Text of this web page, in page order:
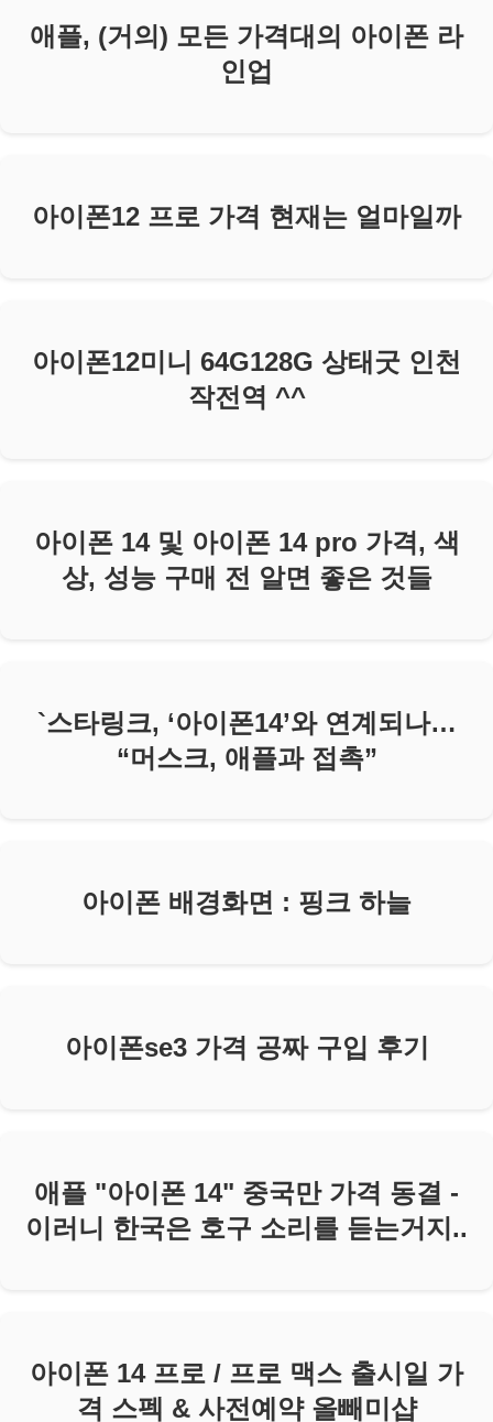
애플, (거의) 모든 가격대의 아이폰 라
인업
아이폰12 프로 가격 현재는 얼마일까
아이폰12미니 64G128G 상태굿 인천
작전역 ^^
아이폰 14 및 아이폰 14 pro 가격, 색
상, 성능 구매 전 알면 좋은 것들
`스타링크, ‘아이폰14’와 연계되나…
“머스크, 애플과 접촉”
아이폰 배경화면 : 핑크 하늘
아이폰se3 가격 공짜 구입 후기
애플 "아이폰 14" 중국만 가격 동결 -
이러니 한국은 호구 소리를 듣는거지..
아이폰 14 프로 / 프로 맥스 출시일 가
격 스펙 & 사전예약 올빼미샵